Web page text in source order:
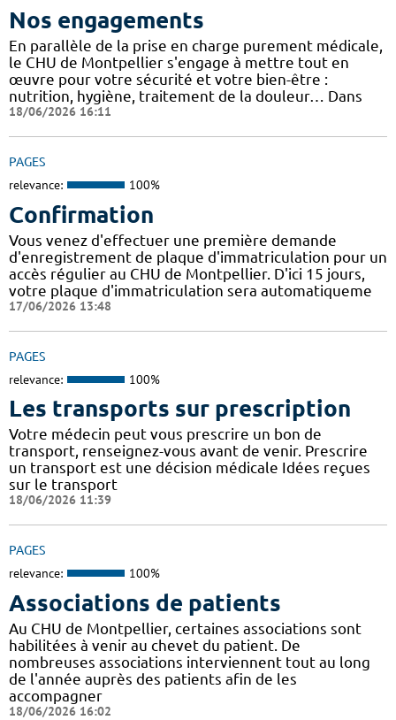
Nos engagements
En parallèle de la prise en charge purement médicale,
le CHU de Montpellier s'engage à mettre tout en
œuvre pour votre sécurité et votre bien-être :
nutrition, hygiène, traitement de la douleur… Dans
18/06/2026 16:11
PAGES
relevance: 100%
Confirmation
Vous venez d'effectuer une première demande
d'enregistrement de plaque d'immatriculation pour un
accès régulier au CHU de Montpellier. D'ici 15 jours,
votre plaque d'immatriculation sera automatiqueme
17/06/2026 13:48
PAGES
relevance: 100%
Les transports sur prescription
Votre médecin peut vous prescrire un bon de
transport, renseignez-vous avant de venir. Prescrire
un transport est une décision médicale Idées reçues
sur le transport
18/06/2026 11:39
PAGES
relevance: 100%
Associations de patients
Au CHU de Montpellier, certaines associations sont
habilitées à venir au chevet du patient. De
nombreuses associations interviennent tout au long
de l'année auprès des patients afin de les
accompagner
18/06/2026 16:02